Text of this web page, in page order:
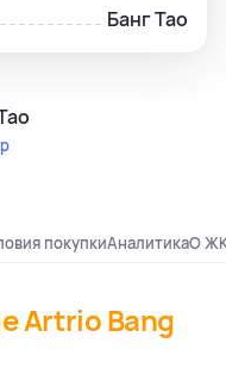
Банг Тао
покупкиАналитикаО
Artrio Bang